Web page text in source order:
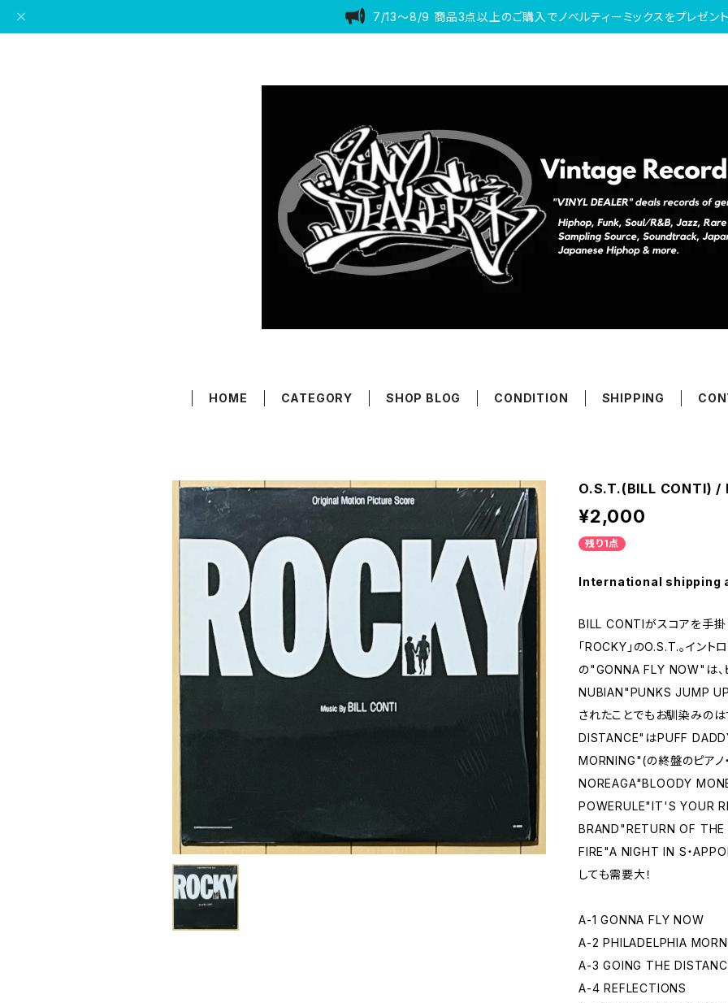
7/13〜8/9 商品3点以上のご購入でノベルティーミックスをプレゼント
HOME CATEGORY SHOP BLOG CONDITION SHIPPING
O.S.T.(BILL CONTI) /
¥2,000
残り1点
International shipping
BILL CONTIがスコアを手掛
「ROCKY」のO.S.T.。イン
の"GONNA FLY NOW"は、
NUBIAN"PUNKS JUMP
されたことでもお馴染みの
DISTANCE"はPUFF
MORNING"(の終盤のピア
NOREAGA"BLOODY
POWERULE"IT'S YOUR
BRAND"RETURN OF
FIRE"A NIGHT IN S・
しても需要大！
A-1 GONNA FLY NOW
A-2 PHILADELPHIA
A-3 GOING THE
A-4 REFLECTIONS